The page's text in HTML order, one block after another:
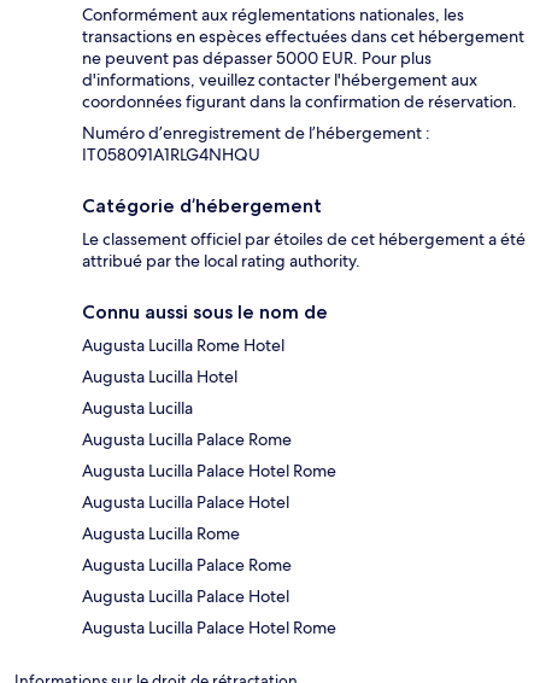
Conformément aux réglementations nationales, les
transactions en espèces effectuées dans cet hébergement
ne peuvent pas dépasser 5000 EUR. Pour plus
d'informations, veuillez contacter l'hébergement aux
coordonnées figurant dans la confirmation de réservation.
Numéro d’enregistrement de l’hébergement :
IT058091A1RLG4NHQU
Catégorie d’hébergement
Le classement officiel par étoiles de cet hébergement a été
attribué par the local rating authority.
Connu aussi sous le nom de
Augusta Lucilla Rome Hotel
Augusta Lucilla Hotel
Augusta Lucilla
Augusta Lucilla Palace Rome
Augusta Lucilla Palace Hotel Rome
Augusta Lucilla Palace Hotel
Augusta Lucilla Rome
Augusta Lucilla Palace Rome
Augusta Lucilla Palace Hotel
Augusta Lucilla Palace Hotel Rome